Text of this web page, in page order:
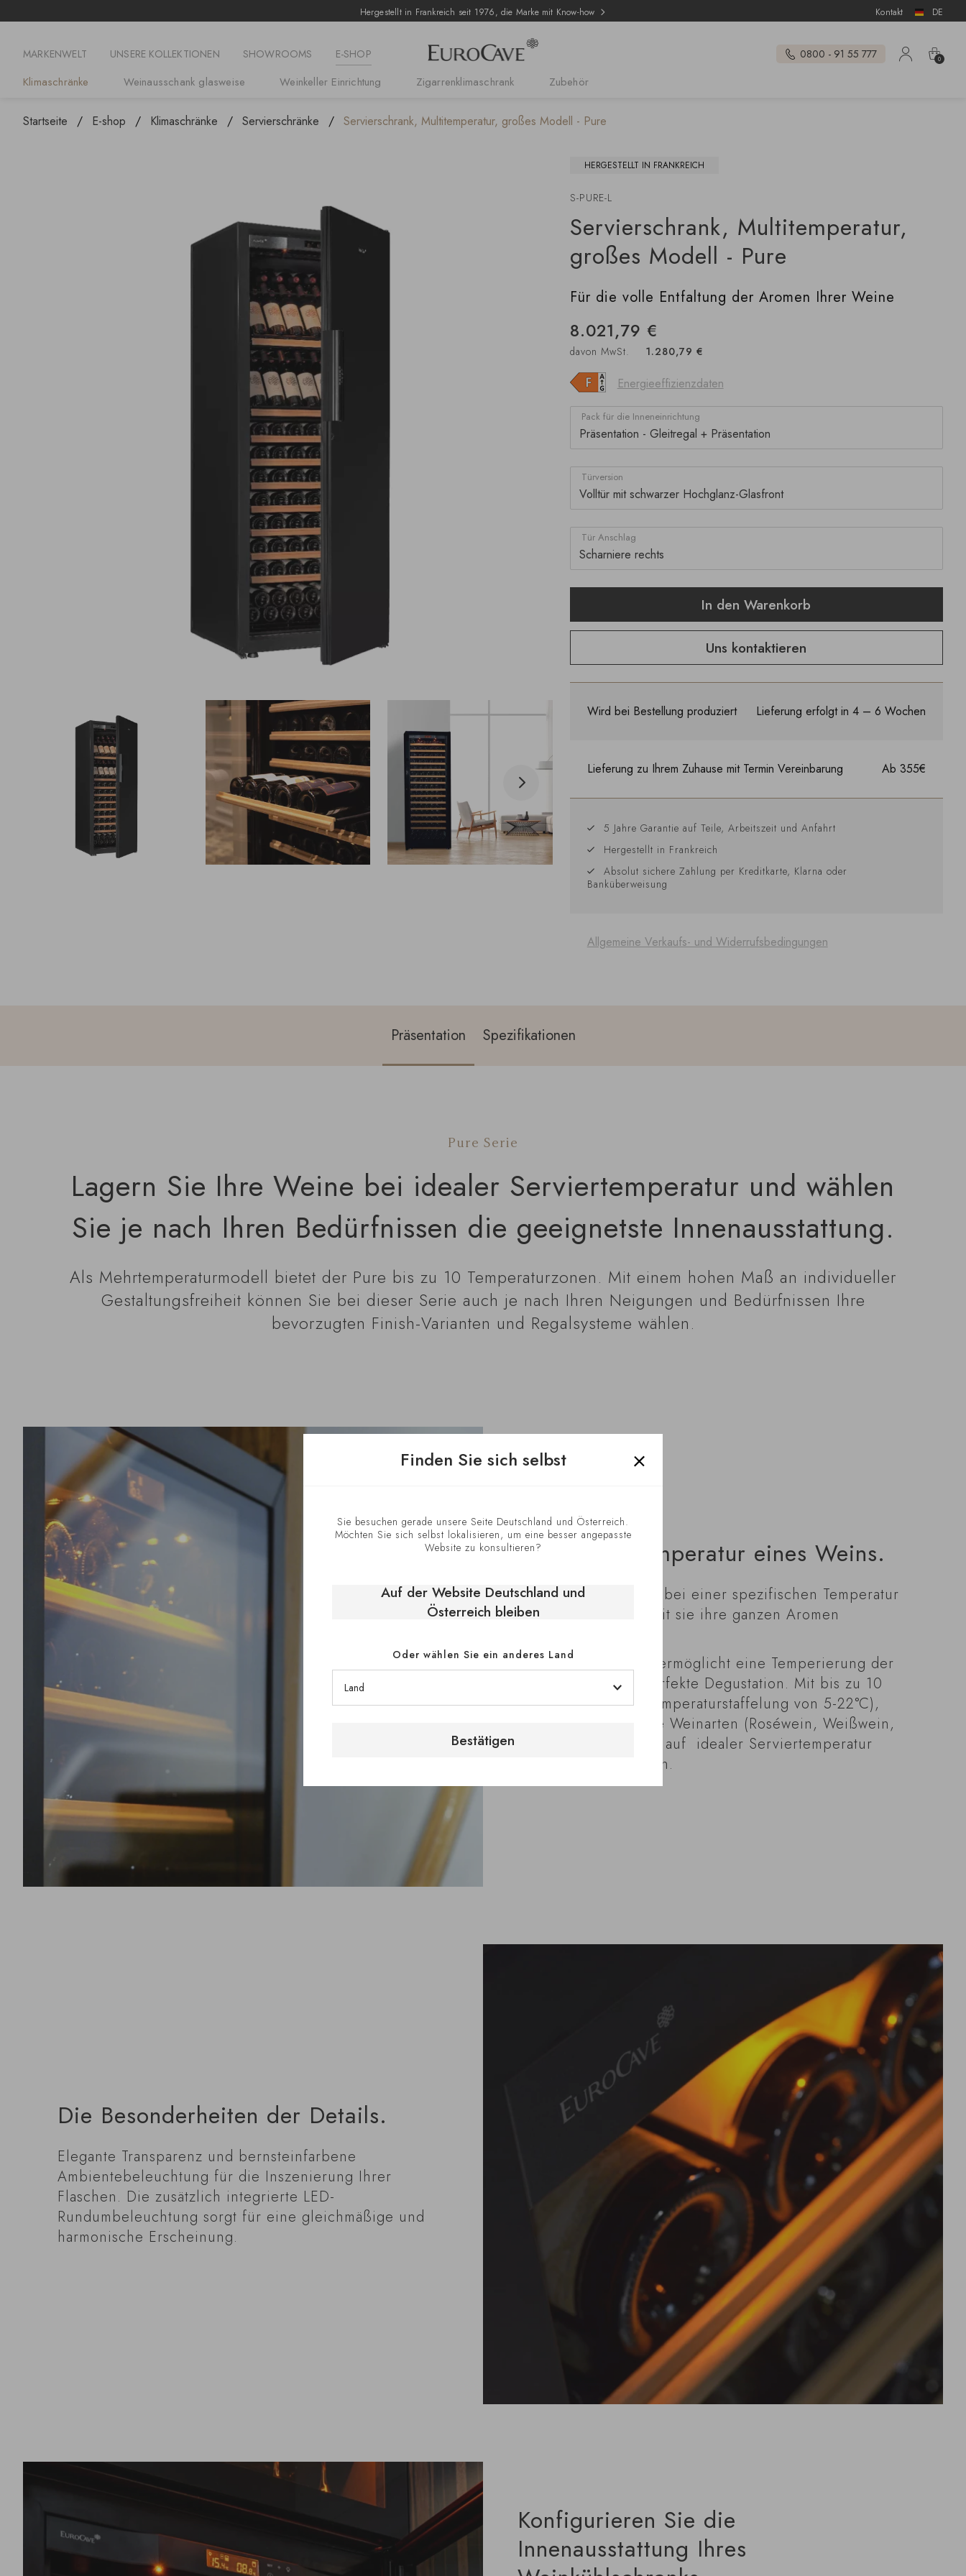
Hergestellt in Frankreich seit 1976, die Marke mit Know-how Kontakt DE
MARKENWELT UNSERE KOLLEKTIONEN SHOWROOMS E-SHOP
Klimaschränke Weinausschank glasweise Weinkeller Einrichtung Zigarrenklimaschrank Zubehör
0800 - 91 55 777 0
Startseite E-shop Klimaschränke Servierschränke Servierschrank, Multitemperatur, großes Modell - Pure
HERGESTELLT IN FRANKREICH
S-PURE-L
Servierschrank, Multitemperatur,
großes Modell - Pure
Für die volle Entfaltung der Aromen Ihrer Weine
8.021,79 €
davon MwSt. 1.280,79 €
Energieeffizienzdaten
Pack für die Inneneinrichtung
Türversion
Tür Anschlag
In den Warenkorb
Uns kontaktieren
Wird bei Bestellung produziert Lieferung erfolgt in 4 – 6 Wochen
Lieferung zu Ihrem Zuhause mit Termin Vereinbarung Ab 355€
5 Jahre Garantie auf Teile, Arbeitszeit und Anfahrt
Hergestellt in Frankreich
Absolut sichere Zahlung per Kreditkarte, Klarna oder
Banküberweisung
Allgemeine Verkaufs- und Widerrufsbedingungen
Präsentation Spezifikationen
Pure Serie
Lagern Sie Ihre Weine bei idealer Serviertemperatur und wählen
Sie je nach Ihren Bedürfnissen die geeignetste Innenausstattung.
Als Mehrtemperaturmodell bietet der Pure bis zu 10 Temperaturzonen. Mit einem hohen Maß an individueller
Gestaltungsfreiheit können Sie bei dieser Serie auch je nach Ihren Neigungen und Bedürfnissen Ihre
bevorzugten Finish-Varianten und Regalsysteme wählen.
Die Serviertemperatur eines Weins.
Jede Weinsorte muss bei einer spezifischen Temperatur
serviert werden, damit sie ihre ganzen Aromen
Pure servierschrank ermöglicht eine Temperierung der
Flaschen für eine perfekte Degustation. Mit bis zu 10
Temperaturzonen (Temperaturstaffelung von 5-22°C),
können verschiedene Weinarten (Roséwein, Weißwein,
Rotwein) gleichzeitig auf idealer Serviertemperatur
untergebracht werden.
Die Besonderheiten der Details.
Elegante Transparenz und bernsteinfarbene
Ambientebeleuchtung für die Inszenierung Ihrer
Flaschen. Die zusätzlich integrierte LED-
Rundumbeleuchtung sorgt für eine gleichmäßige und
harmonische Erscheinung.
Konfigurieren Sie die
Innenausstattung Ihres
Finden Sie sich selbst
Sie besuchen gerade unsere Seite Deutschland und Österreich.
Möchten Sie sich selbst lokalisieren, um eine besser angepasste
Website zu konsultieren?
Auf der Website Deutschland und
Österreich bleiben
Oder wählen Sie ein anderes Land
Bestätigen